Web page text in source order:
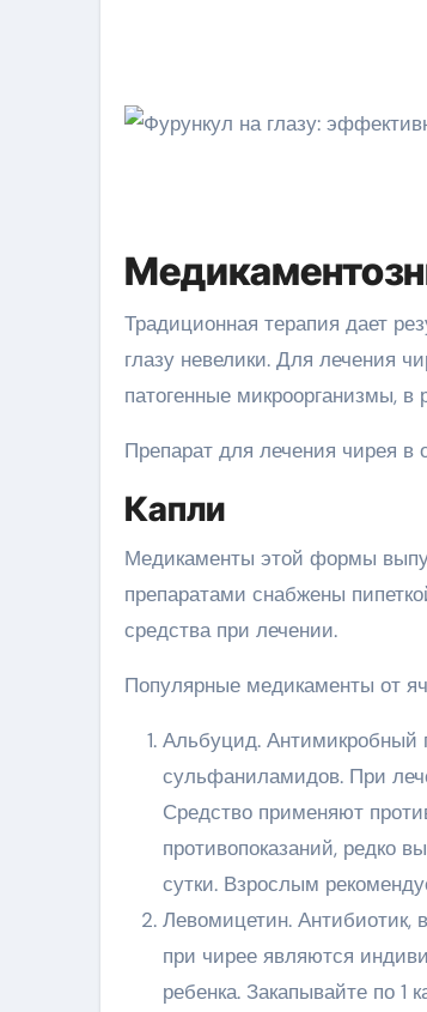
Традиционная терапия дает
глазу невелики. Для лечения
патогенные микроорганизмы, в
Препарат для лечения чирея в
Капли
Медикаменты этой формы
препаратами снабжены
средства при лечении.
Популярные медикаменты от
Альбуцид. Антимикробный
сульфаниламидов. При
Средство применяют
противопоказаний, редко
сутки. Взрослым
Левомицетин. Антибиотик,
при чирее являются
ребенка. Закапывайте по 1